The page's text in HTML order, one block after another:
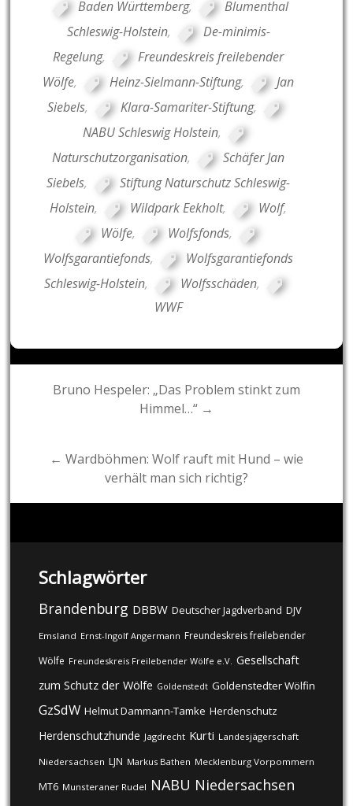
Baden Württemberg,
Blumenthal
Schleswig-Holstein,
De-minimis-
Regelung,
Freundeskreis freilebender
Wölfe, Heinz-Sielmann-Stiftung,
Jan
Siebels, Klara-Samariter-Stiftung,
NABU Schleswig Holstein,
Naturschutzorganisation,
Schäfer Jan
Siebels,
Stiftung Naturschutz Schleswig-
Holstein, Wildpark Eekholt, Wolf,
Wölfe, Wolfsfonds,
Wolfsgarantiefonds,
Wolfsgarantiefonds
Schleswig-Holstein, Wolfsschäden,
WWF
Post
navigation
Bruno Hespeler: „Das Problem stinkt zum
Himmel…“ →
← Wardböhmen: Wolf rauft mit Hund – wie
verhält man sich richtig?
Schlagwörter
Brandenburg DBBW Deutscher Jagdverband DJV
Emsland Ernst-Ingolf Angermann Freundeskreis freilebender
Wölfe Freundeskreis Freilebender Wölfe e.V. Gesellschaft
zum Schutz der Wölfe Goldenstedt Goldenstedter Wölfin
GzSdW Helmut Dammann-Tamke Herdenschutz
Herdenschutzhunde Jagdrecht Kurti Landesjägerschaft
Niedersachsen LJN Markus Bathen Mecklenburg Vorpommern
MT6 Munsteraner Rudel NABU Niedersachsen